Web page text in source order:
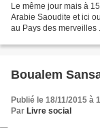
Le même jour mais à
Arabie Saoudite et ici
au Pays des merveilles
Boualem
Publié le 18/11/2015 à
Par Livre social